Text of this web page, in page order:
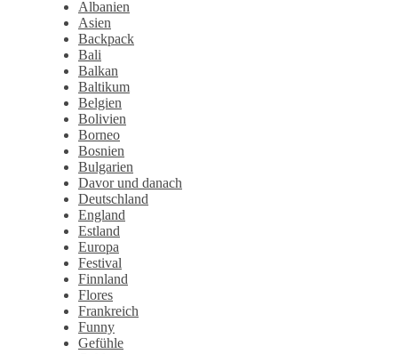
Albanien
Asien
Backpack
Bali
Balkan
Baltikum
Belgien
Bolivien
Borneo
Bosnien
Bulgarien
Davor und danach
Deutschland
England
Estland
Europa
Festival
Finnland
Flores
Frankreich
Funny
Gefühle